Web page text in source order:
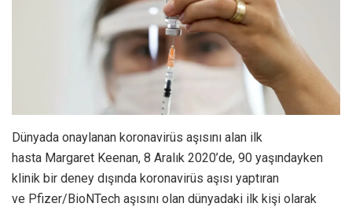
Dünyada onaylanan koronavirüs aşısını alan ilk
hasta Margaret Keenan, 8 Aralık 2020’de, 90 yaşındayken
klinik bir deney dışında koronavirüs aşısı yaptıran
ve Pfizer/BioNTech aşısını olan dünyadaki ilk kişi olarak